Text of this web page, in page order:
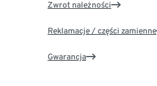
Zwrot należności
Reklamacje / części zamienne
Gwarancja